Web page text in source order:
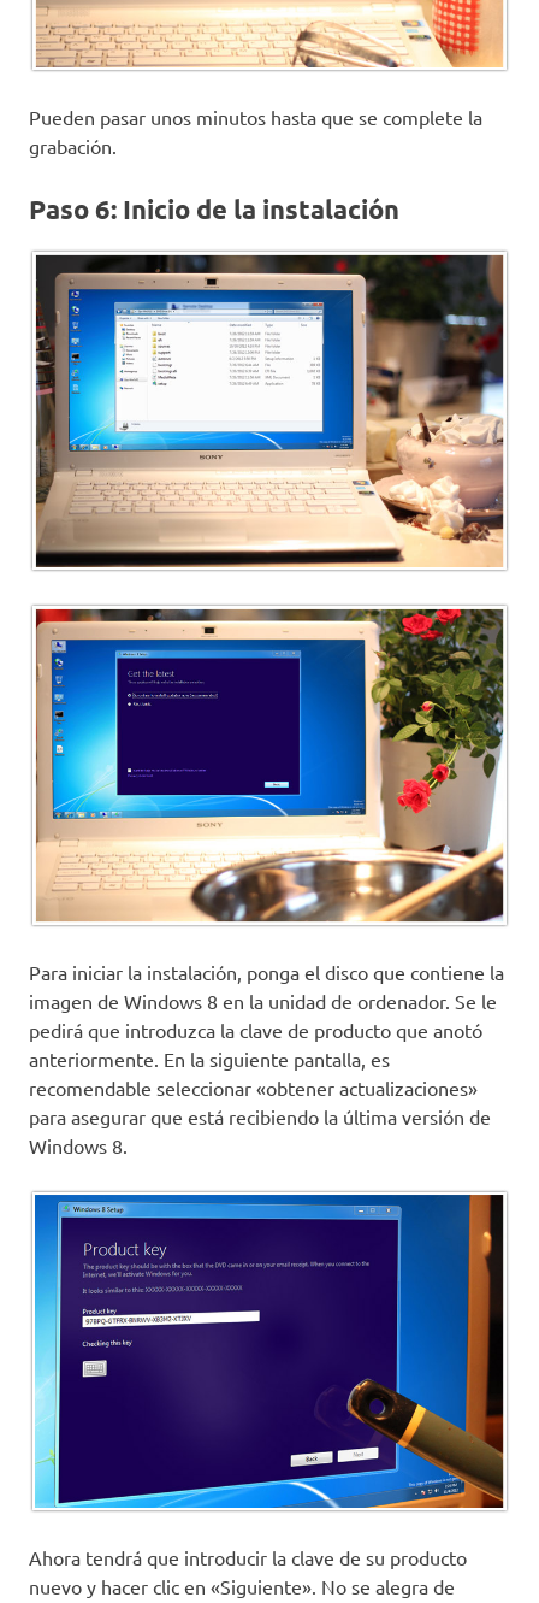
Pueden pasar unos minutos hasta que se complete la
grabación.
Paso 6: Inicio de la instalación
Para iniciar la instalación, ponga el disco que contiene la
imagen de Windows 8 en la unidad de ordenador. Se le
pedirá que introduzca la clave de producto que anotó
anteriormente. En la siguiente pantalla, es
recomendable seleccionar «obtener actualizaciones»
para asegurar que está recibiendo la última versión de
Windows 8.
Ahora tendrá que introducir la clave de su producto
nuevo y hacer clic en «Siguiente». No se alegra de